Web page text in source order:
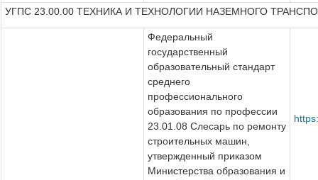
УГПС 23.00.00 ТЕХНИКА И ТЕХНОЛОГИИ НАЗЕМНОГО
Федеральный
государственный
образовательный стандарт
среднего
профессионального
образования по профессии
23.01.08 Слесарь по ремонту
строительных машин,
утвержденный приказом
Министерства образования и